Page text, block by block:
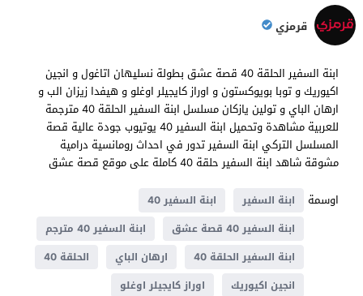
قرمزي
ابنة السفير الحلقة 40 قصة عشق بطولة نسليهان اتاغول و انجين
اكيوريك و توبا بويوكستون و اوراز كايجيلر اوغلو و هيفدا زيزان الب و
ارهان الباي و تولين يازكان مسلسل ابنة السفير الحلقة 40 مترجمة
للعربية مشاهدة وتحميل ابنة السفير 40 يوتيوب جودة عالية قصة
المسلسل التركي ابنة السفير تدور في احداث رومانسية درامية
مشوقة شاهد ابنة السفير حلقة 40 كاملة على موقع قصة عشق
اوسمة
ابنة السفير
ابنة السفير 40
ابنة السفير 40 قصة عشق
ابنة السفير 40 مترجم
ابنة السفير الحلقة 40
ارهان الباي
الحلقة 40
انجين اكيوريك
اوراز كايجيلر اوغلو